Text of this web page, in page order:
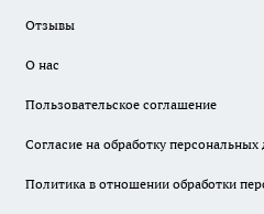
Отзывы
О нас
Пользовательское соглашение
Согласие на обработку
Политика в отношении обработки